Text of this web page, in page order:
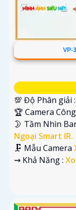
VP-
💯 Độ Phân giải :
🏆 Camera
🌛 Tầm Nhìn
Ngoại Smart IR.
🗜️ Mẫu Camera
️⇝ Khả Năng :